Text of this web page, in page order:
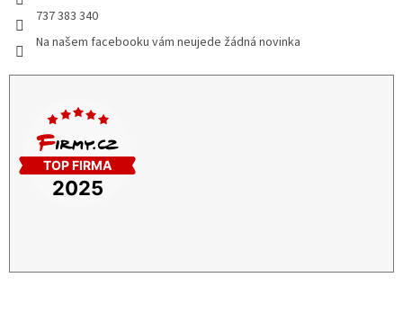
737 383 340
Na našem facebooku vám neujede žádná novinka